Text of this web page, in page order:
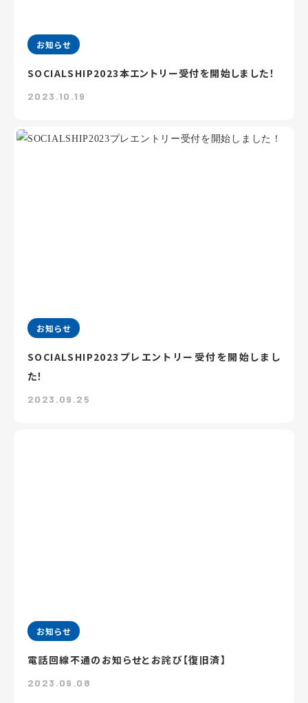
お知らせ
SOCIALSHIP2023本エントリー受付を開始しました！
2023.10.19
お知らせ
SOCIALSHIP2023プレエントリー受付を開始しまし
た！
2023.09.25
お知らせ
電話回線不通のお知らせとお詫び【復旧済】
2023.09.08